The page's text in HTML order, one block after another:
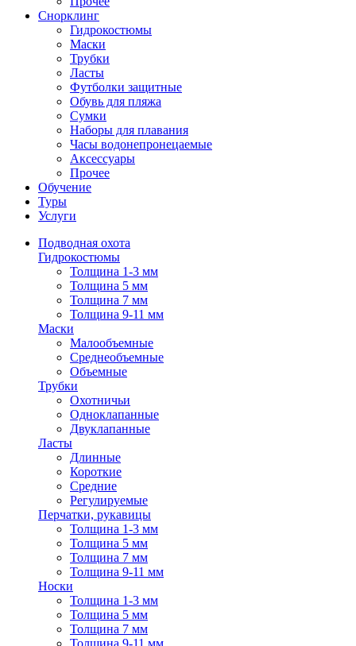
Снорклинг
Гидрокостюмы
Маски
Трубки
Ласты
Футболки защитные
Обувь для пляжа
Сумки
Наборы для плавания
Часы водонепронецаемые
Аксессуары
Прочее
Обучение
Туры
Услуги
Подводная охота
Гидрокостюмы
Толщина 1-3 мм
Толщина 5 мм
Толщина 7 мм
Толщина 9-11 мм
Маски
Малообъемные
Среднеобъемные
Объемные
Трубки
Охотничьи
Одноклапанные
Двуклапанные
Ласты
Длинные
Короткие
Средние
Регулируемые
Перчатки, рукавицы
Толщина 1-3 мм
Толщина 5 мм
Толщина 7 мм
Толщина 9-11 мм
Носки
Толщина 1-3 мм
Толщина 5 мм
Толщина 7 мм
Толщина 9-11 мм